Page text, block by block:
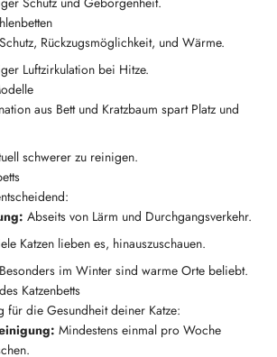
Rückzugsmöglichkeit, und Wärme.
Luftzirkulation bei Hitze.
aus Bett und Kratzbaum spart Platz und
schwerer zu reinigen.
Abseits von Lärm und Durchgangsverkehr.
Katzen lieben es, hinauszuschauen.
Besonders im Winter sind warme Orte beliebt.
Katzenbetts
für die Gesundheit deiner Katze:
Mindestens einmal pro Woche